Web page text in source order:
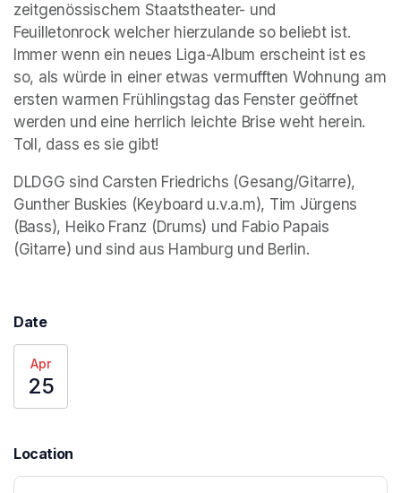
zeitgenössischem Staatstheater- und
Feuilletonrock welcher hierzulande so beliebt ist.
Immer wenn ein neues Liga-Album erscheint ist es
so, als würde in einer etwas vermufften Wohnung am
ersten warmen Frühlingstag das Fenster geöffnet
werden und eine herrlich leichte Brise weht herein.
Toll, dass es sie gibt!
DLDGG sind Carsten Friedrichs (Gesang/Gitarre),
Gunther Buskies (Keyboard u.v.a.m), Tim Jürgens
(Bass), Heiko Franz (Drums) und Fabio Papais
(Gitarre) und sind aus Hamburg und Berlin.
Date
Apr
25
Location